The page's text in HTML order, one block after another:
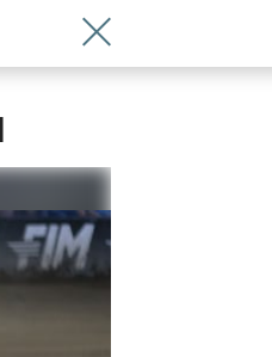
Wróć do artykułu